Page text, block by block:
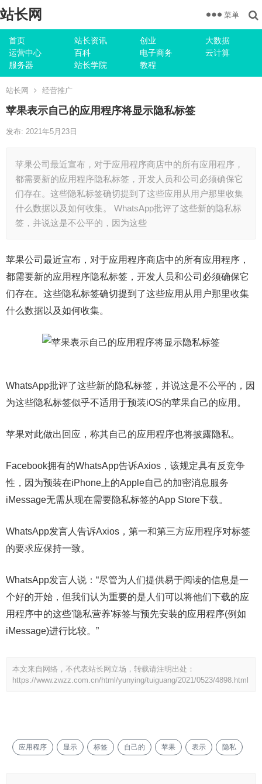
站长网
首页 站长资讯 创业
大数据
运营中心
百科 电子商务
云计算
服务器
站长学院 教程
菜单
站长网 经营推广
苹果表示自己的应用程序将显示隐私标签
发布: 2021年5月23日
苹果公司最近宣布，对于应用程序商店中的所有应用程序，
都需要新的应用程序隐私标签，开发人员和公司必须确保它
们存在。这些隐私标签确切提到了这些应用从用户那里收集
什么数据以及如何收集。 WhatsApp批评了这些新的隐私标
签，并说这是不公平的，因为这些
苹果公司最近宣布，对于应用程序商店中的所有应用程序，
都需要新的应用程序隐私标签，开发人员和公司必须确保它
们存在。这些隐私标签确切提到了这些应用从用户那里收集
什么数据以及如何收集。
WhatsApp批评了这些新的隐私标签，并说这是不公平的，因
为这些隐私标签似乎不适用于预装iOS的苹果自己的应用。
苹果对此做出回应，称其自己的应用程序也将披露隐私。
Facebook拥有的WhatsApp告诉Axios，该规定具有反竞争
性，因为预装在iPhone上的Apple自己的加密消息服务
iMessage无需从现在需要隐私标签的App Store下载。
WhatsApp发言人告诉Axios，第一和第三方应用程序对标签
的要求应保持一致。
WhatsApp发言人说：“尽管为人们提供易于阅读的信息是一
个好的开始，但我们认为重要的是人们可以将他们下载的应
用程序中的这些'隐私营养'标签与预先安装的应用程序(例如
iMessage)进行比较。”
本文来自网络，不代表站长网立场，转载请注明出处：
https://www.zwzz.com.cn/html/yunying/tuiguang/2021/0523/4898.html
应用程序 显示 标签 自己的 苹果 表示 隐私